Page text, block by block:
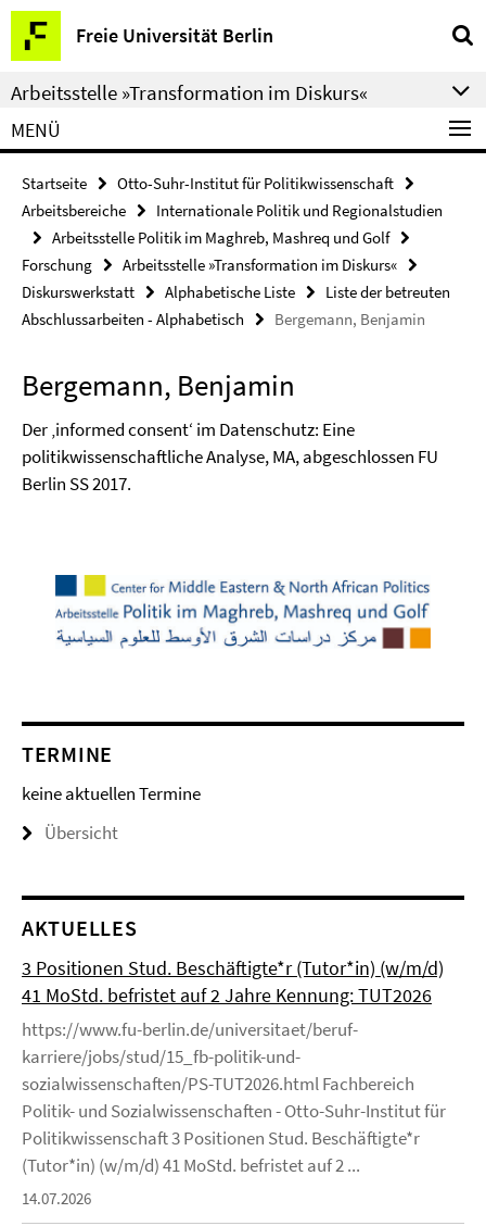
Springe
direkt
zu
Inhalt
Freie Universität Berlin
Service-
Navigation
Arbeitsstelle »Transformation im Diskurs«
MENÜ
Startseite
Otto-Suhr-Institut für Politikwissenschaft
Arbeitsbereiche
Internationale Politik und Regionalstudien
Arbeitsstelle Politik im Maghreb, Mashreq und Golf
Forschung
Arbeitsstelle »Transformation im Diskurs«
Diskurswerkstatt
Alphabetische Liste
Liste der betreuten
Abschlussarbeiten - Alphabetisch
Bergemann, Benjamin
Bergemann, Benjamin
Der ‚informed consent‘ im Datenschutz: Eine
politikwissenschaftliche Analyse, MA, abgeschlossen FU
Berlin SS 2017.
TERMINE
keine aktuellen Termine
Übersicht
AKTUELLES
3 Positionen Stud. Beschäftigte*r (Tutor*in) (w/m/d)
41 MoStd. befristet auf 2 Jahre Kennung: TUT2026
https://www.fu-berlin.de/universitaet/beruf-
karriere/jobs/stud/15_fb-politik-und-
sozialwissenschaften/PS-TUT2026.html Fachbereich
Politik- und Sozialwissenschaften - Otto-Suhr-Institut für
Politikwissenschaft 3 Positionen Stud. Beschäftigte*r
(Tutor*in) (w/m/d) 41 MoStd. befristet auf 2 ...
14.07.2026